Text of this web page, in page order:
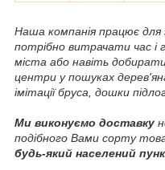
Наша компанія працює для
потрібно витрачати час і
міста або навіть
центри у пошуках
імітації бруса, дошки
Ми виконуємо доставку
подібного Вами сорту
будь-який населений